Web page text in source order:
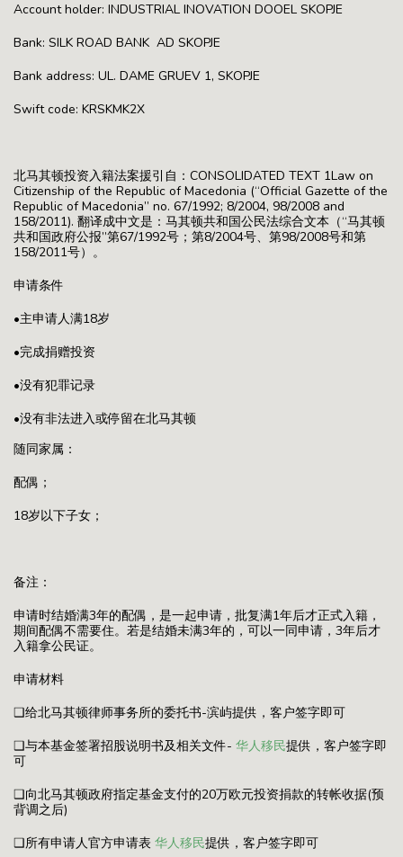
Account holder: INDUSTRIAL INOVATION DOOEL SKOPJE
Bank: SILK ROAD BANK AD SKOPJE
Bank address: UL. DAME GRUEV 1, SKOPJE
Swift code: KRSKMK2X
北马其顿投资入籍法案援引自：CONSOLIDATED TEXT 1Law on
Citizenship of the Republic of Macedonia (“Official Gazette of the
Republic of Macedonia” no. 67/1992; 8/2004, 98/2008 and
158/2011). 翻译成中文是：马其顿共和国公民法综合文本（“马其顿
共和国政府公报”第67/1992号；第8/2004号、第98/2008号和第
158/2011号）。
申请条件
•主申请人满18岁
•完成捐赠投资
•没有犯罪记录
•没有非法进入或停留在北马其顿
随同家属：
配偶；
18岁以下子女；
备注：
申请时结婚满3年的配偶，是一起申请，批复满1年后才正式入籍，
期间配偶不需要住。若是结婚未满3年的，可以一同申请，3年后才
入籍拿公民证。
申请材料
❑给北马其顿律师事务所的委托书-滨屿提供，客户签字即可
❑与本基金签署招股说明书及相关文件- 华人移民提供，客户签字即
可
❑向北马其顿政府指定基金支付的20万欧元投资捐款的转帐收据(预
背调之后)
❑所有申请人官方申请表 华人移民提供，客户签字即可